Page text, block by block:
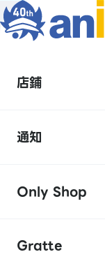
店鋪
通知
Only Shop
Gratte